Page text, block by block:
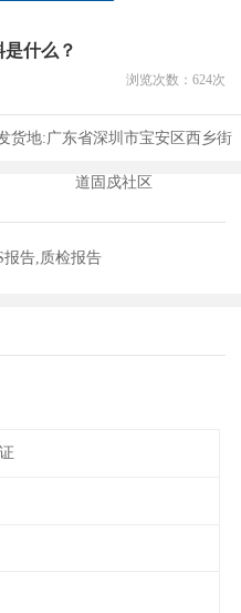
什么？
浏览次数： 624次
货地:广东省深圳市宝安区西乡街
道固戍社区
报告,质检报告